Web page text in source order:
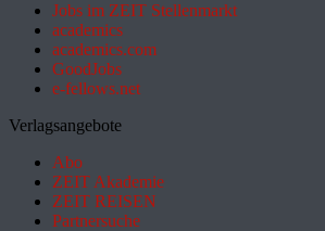
Jobs im ZEIT Stellenmarkt
academics
academics.com
GoodJobs
e-fellows.net
Verlagsangebote
Abo
ZEIT Akademie
ZEIT REISEN
Partnersuche